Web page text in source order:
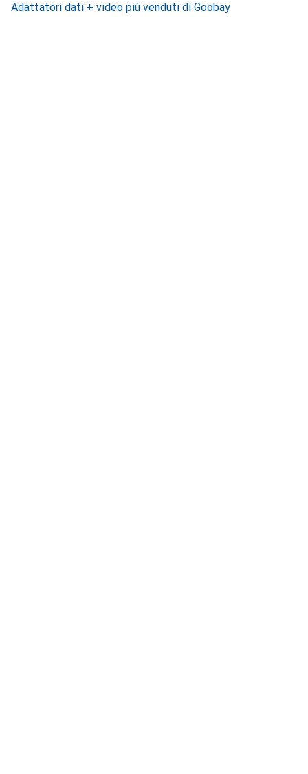
Adattatori dati + video più venduti di Goobay